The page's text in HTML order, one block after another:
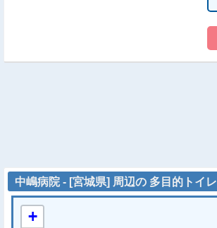
中嶋病院 - [宮城県] 周辺の 多目的トイレ
+